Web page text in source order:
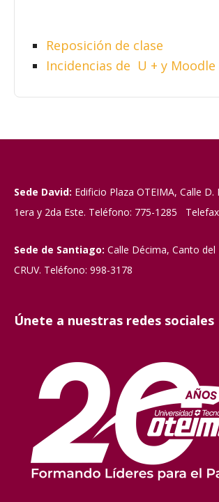
Reposición de clase
Incidencias de U + y Moodle
Sede David: Edificio Plaza OTEIMA, Calle
1era y 2da Este. Teléfono: 775-1285
Sede de Santiago: Calle Décima, Canto
CRUV. Teléfono: 998-3178
Únete a nuestras redes sociales